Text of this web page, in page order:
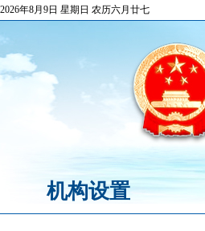
2026年8月9日 星期日 农历六月廿七
机构设置